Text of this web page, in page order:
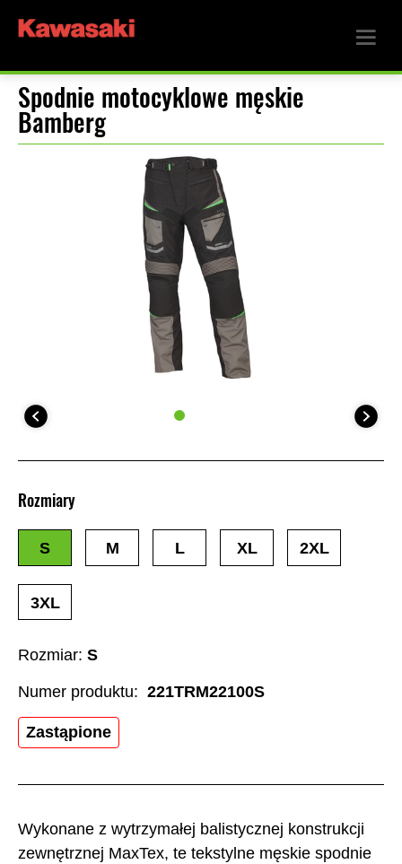
Spodnie motocyklowe męskie
Bamberg
Wykonane z wytrzymałej balistycznej konstrukcji
zewnętrznej MaxTex, te tekstylne męskie spodnie
Rozmiar: S
Zastąpione
Rozmiary
S M L XL 2XL
3XL
Numer produktu: 221TRM22100S